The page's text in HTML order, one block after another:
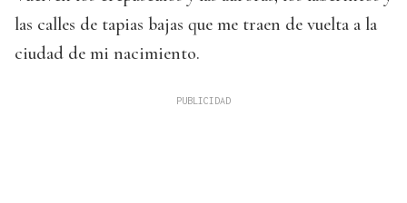
las calles de tapias bajas que me traen de vuelta a la
ciudad de mi nacimiento.